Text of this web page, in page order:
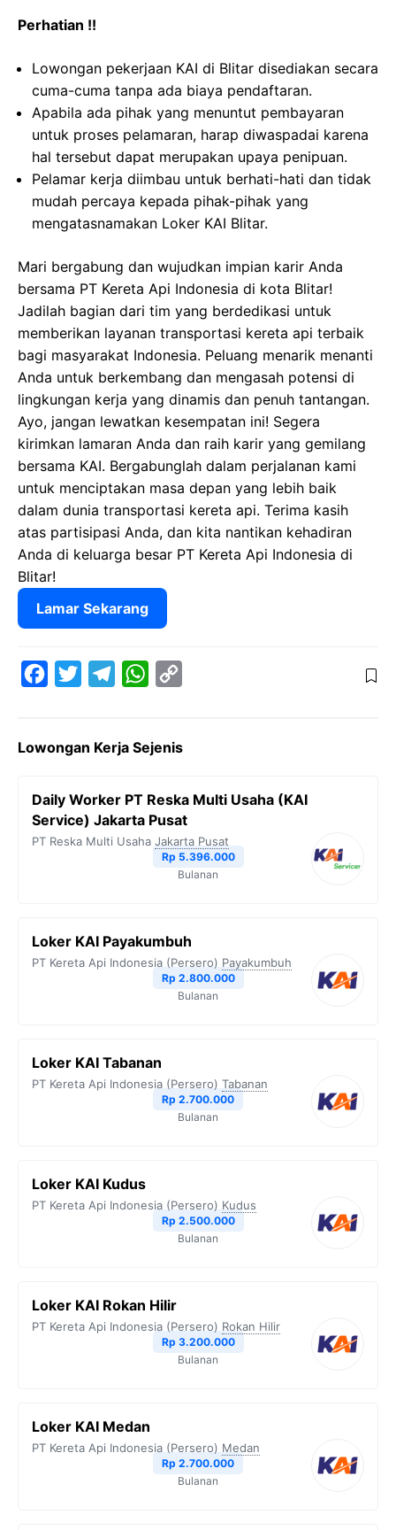
Perhatian !!
Lowongan pekerjaan KAI di Blitar disediakan secara
cuma-cuma tanpa ada biaya pendaftaran.
Apabila ada pihak yang menuntut pembayaran
untuk proses pelamaran, harap diwaspadai karena
hal tersebut dapat merupakan upaya penipuan.
Pelamar kerja diimbau untuk berhati-hati dan tidak
mudah percaya kepada pihak-pihak yang
mengatasnamakan Loker KAI Blitar.
Mari bergabung dan wujudkan impian karir Anda
bersama PT Kereta Api Indonesia di kota Blitar!
Jadilah bagian dari tim yang berdedikasi untuk
memberikan layanan transportasi kereta api terbaik
bagi masyarakat Indonesia. Peluang menarik menanti
Anda untuk berkembang dan mengasah potensi di
lingkungan kerja yang dinamis dan penuh tantangan.
Ayo, jangan lewatkan kesempatan ini! Segera
kirimkan lamaran Anda dan raih karir yang gemilang
bersama KAI. Bergabunglah dalam perjalanan kami
untuk menciptakan masa depan yang lebih baik
dalam dunia transportasi kereta api. Terima kasih
atas partisipasi Anda, dan kita nantikan kehadiran
Anda di keluarga besar PT Kereta Api Indonesia di
Blitar!
Lamar Sekarang
e
o
o
t
e
r
e
r
a
W
t
A
y
i
n
k
Lowongan Kerja Sejenis
Daily Worker PT Reska Multi Usaha (KAI
Service) Jakarta Pusat
PT Reska Multi Usaha Jakarta Pusat
Rp 5.396.000
Bulanan
Loker KAI Payakumbuh
PT Kereta Api Indonesia (Persero) Payakumbuh
Rp 2.800.000
Bulanan
Loker KAI Tabanan
PT Kereta Api Indonesia (Persero) Tabanan
Rp 2.700.000
Bulanan
Loker KAI Kudus
PT Kereta Api Indonesia (Persero) Kudus
Rp 2.500.000
Bulanan
Loker KAI Rokan Hilir
PT Kereta Api Indonesia (Persero) Rokan Hilir
Rp 3.200.000
Bulanan
Loker KAI Medan
PT Kereta Api Indonesia (Persero) Medan
Rp 2.700.000
Bulanan